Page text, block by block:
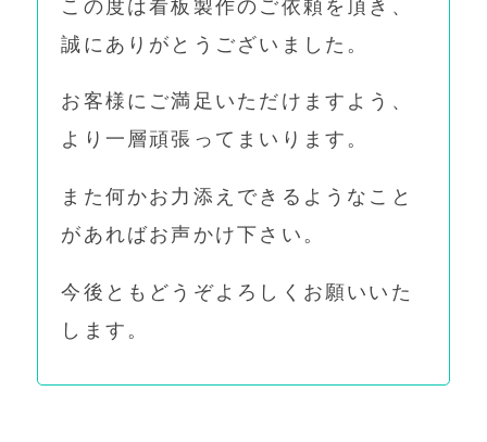
この度は看板製作のご依頼を頂き、
誠にありがとうございました。
お客様にご満足いただけますよう、
より一層頑張ってまいります。
また何かお力添えできるようなこと
があればお声かけ下さい。
今後ともどうぞよろしくお願いいた
します。